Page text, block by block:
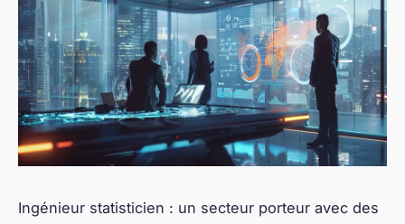
Ingénieur statisticien : un secteur porteur avec des